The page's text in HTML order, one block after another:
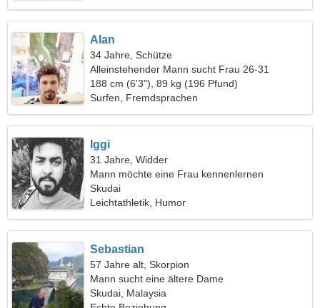
Alan
34 Jahre, Schütze
Alleinstehender Mann sucht Frau 26-31
188 cm (6'3"), 89 kg (196 Pfund)
Surfen, Fremdsprachen
Iggi
31 Jahre, Widder
Mann möchte eine Frau kennenlernen
Skudai
Leichtathletik, Humor
Sebastian
57 Jahre alt, Skorpion
Mann sucht eine ältere Dame
Skudai, Malaysia